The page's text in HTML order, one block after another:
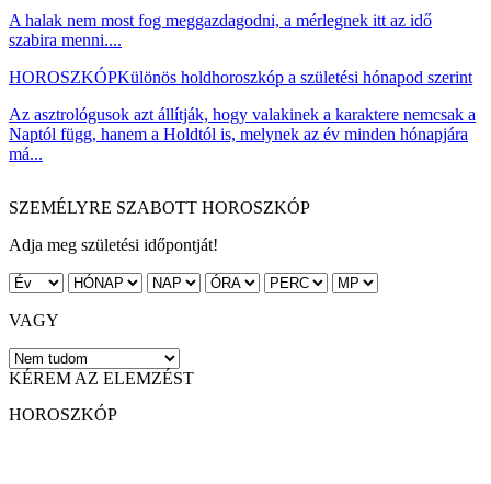
A halak nem most fog meggazdagodni, a mérlegnek itt az idő
szabira menni....
HOROSZKÓPKülönös holdhoroszkóp a születési hónapod szerint
Az asztrológusok azt állítják, hogy valakinek a karaktere nemcsak a
Naptól függ, hanem a Holdtól is, melynek az év minden hónapjára
má...
SZEMÉLYRE SZABOTT HOROSZKÓP
Adja meg születési időpontját!
VAGY
KÉREM AZ ELEMZÉST
HOROSZKÓP